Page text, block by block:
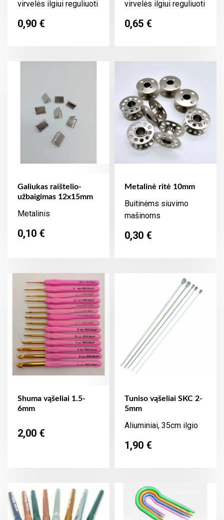
virvelės ilgiui reguliuoti
Kaina
0,90 €
virvelės ilgiui reguliuoti
Kaina
0,65 €
Galiukas raištelio-
užbaigimas 12x15mm
Metalinis
Kaina
0,10 €
Metalinė ritė 10mm
Buitinėms siuvimo
mašinoms
Kaina
0,30 €
Shuma vąšeliai 1.5-
6mm
Kaina
2,00 €
Tuniso vąšeliai SKC 2-
5mm
Aliuminiai, 35cm ilgio
Kaina
1,90 €